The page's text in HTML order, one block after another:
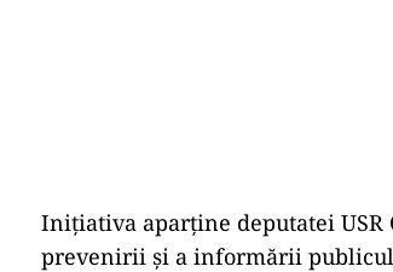
Inițiativa aparține deputatei USR
prevenirii și a informării